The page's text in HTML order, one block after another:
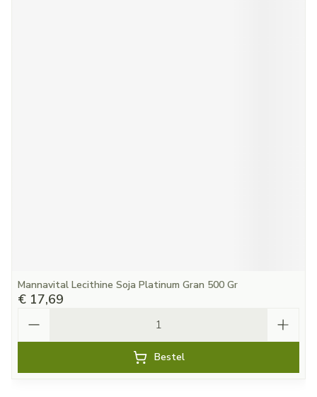
Mannavital Lecithine Soja Platinum Gran 500 Gr
€ 17,69
Bestel